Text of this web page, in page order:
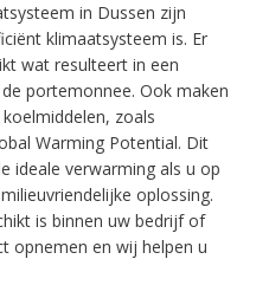
in Dussen zijn
klimaatsysteem is. Er
wat resulteert in een
portemonnee. Ook maken
zoals
Warming Potential. Dit
ideale verwarming als u op
oplossing.
is binnen uw bedrijf of
opnemen en wij helpen u